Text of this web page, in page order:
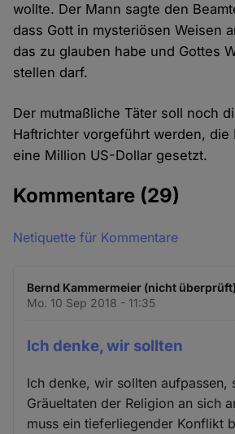
wollte. Der Mann sagte den
dass Gott in mysteriösen Weisen
das zu glauben habe und Gottes
stellen darf.
Der mutmaßliche Täter soll noch
Haftrichter vorgeführt werden, die
eine Million US-Dollar gesetzt.
Kommentare (29)
Netiquette für Kommentare
Bernd Kammermeier (nicht überprüft)
Mo. 10 Sep 2018 - 11:35
Ich denke, wir sollten
Ich denke, wir sollten aufpassen,
Gräueltaten der Religion an sich
muss ein tieferliegender Konflikt